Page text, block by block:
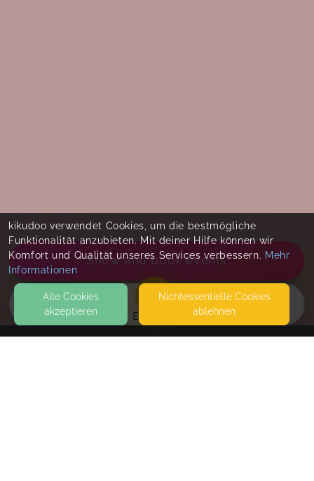
EVENTS
Show and book events
kikudoo verwendet Cookies, um die bestmögliche
Funktionalität anzubieten. Mit deiner Hilfe können wir
Komfort und Qualität unseres Services verbessern. Mehr
Informationen
Alle Cookies
akzeptieren
Nicht­essentielle Cookies
ablehnen